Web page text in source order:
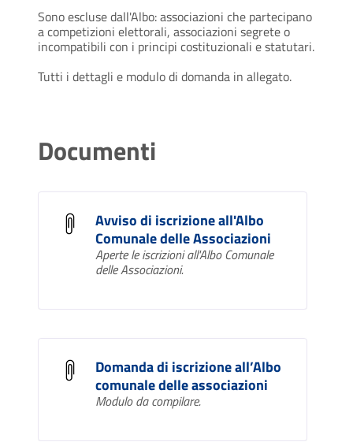
Sono escluse dall'Albo: associazioni che partecipano
a competizioni elettorali, associazioni segrete o
incompatibili con i principi costituzionali e statutari.
Tutti i dettagli e modulo di domanda in allegato.
Documenti
Avviso di iscrizione all'Albo
Comunale delle Associazioni
Aperte le iscrizioni all'Albo Comunale
delle Associazioni.
Domanda di iscrizione all’Albo
comunale delle associazioni
Modulo da compilare.